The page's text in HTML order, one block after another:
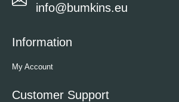
info@bumkins.eu
Information
My Account
Customer Support